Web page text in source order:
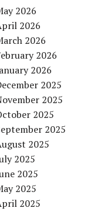
2026
2026
2026
2026
2026
2025
2025
2025
2025
2025
2025
2025
2025
2025